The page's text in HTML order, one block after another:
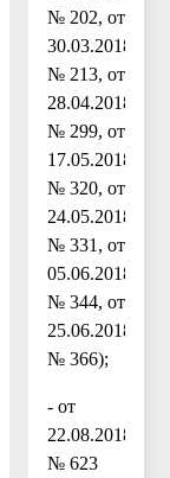
№ 202, от
30.03.2018
№ 213, от
28.04.2018
№ 299, от
17.05.2018
№ 320, от
24.05.2018
№ 331, от
05.06.2018
№ 344, от
25.06.2018
№ 366);
- от
22.08.2018
№ 623